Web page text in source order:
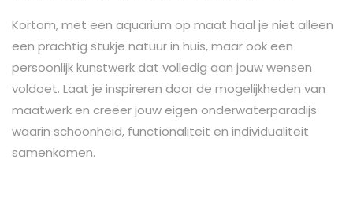
Kortom, met een aquarium op maat haal je niet alleen
een prachtig stukje natuur in huis, maar ook een
persoonlijk kunstwerk dat volledig aan jouw wensen
voldoet. Laat je inspireren door de mogelijkheden van
maatwerk en creëer jouw eigen onderwaterparadijs
waarin schoonheid, functionaliteit en individualiteit
samenkomen.